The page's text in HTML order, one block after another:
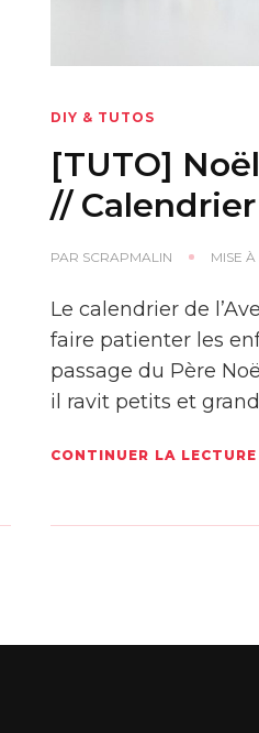
DIY & TUTOS
[TUTO]
//
PAR SCRAPMALIN MISE
Le calendrier de
faire patienter les
passage du Père
il ravit petits et
CONTINUER LA LECTURE